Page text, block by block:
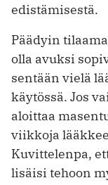
edistämisestä.
Päädyin
olla avuksi
sentään vielä
käytössä. Jos
aloittaa
viikkoja
Kuvittelenpa,
lisäisi tehoon